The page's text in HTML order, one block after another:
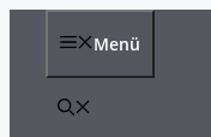
Zum
Menü